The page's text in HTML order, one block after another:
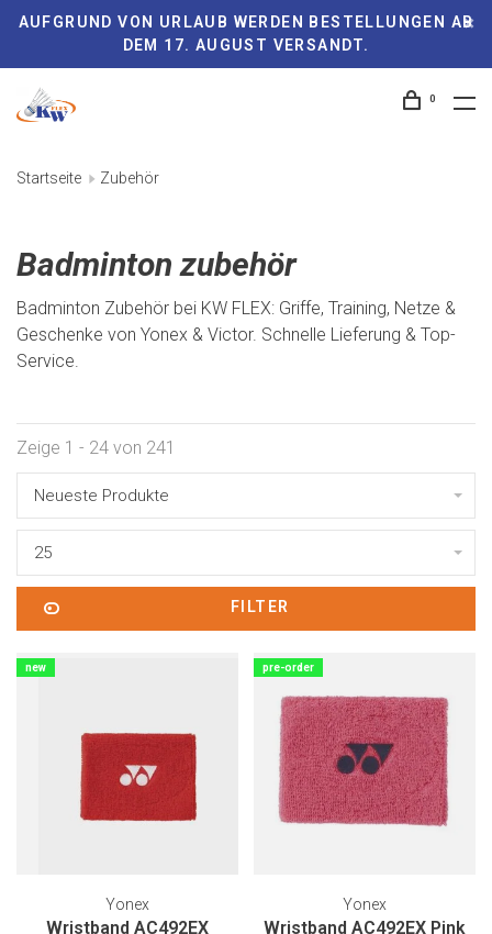
AUFGRUND VON URLAUB WERDEN BESTELLUNGEN AB
DEM 17. AUGUST VERSANDT.
0
Startseite Zubehör
Badminton zubehör
Badminton Zubehör bei KW FLEX: Griffe, Training, Netze &
Geschenke von Yonex & Victor. Schnelle Lieferung & Top-
Service.
Zeige 1 - 24 von 241
Neueste Produkte
25
FILTER
new
Yonex
Wristband AC492EX
pre-order
Yonex
Wristband AC492EX Pink